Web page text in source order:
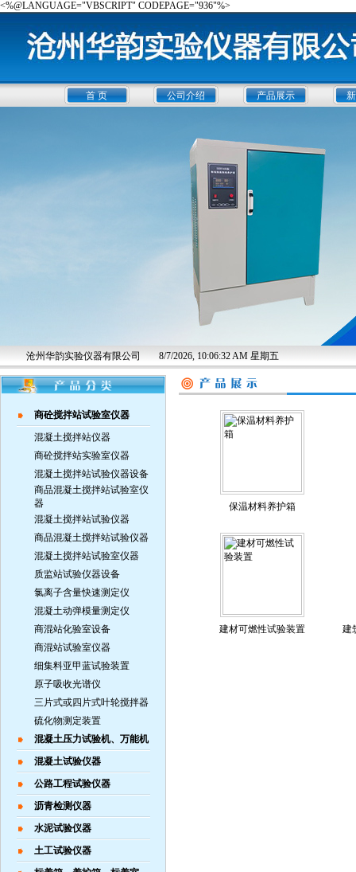
<%@LANGUAGE="VBSCRIPT" CODEPAGE="936"%>
首 页 公司介绍 产品展示
沧州华韵实验仪器有限公司 8/7/2026, 10:06:33 AM 星期五
商砼搅拌站试验室仪器
混凝土搅拌站仪器
商砼搅拌站实验室仪器
混凝土搅拌站试验仪器设备
商品混凝土搅拌站试验室仪
器
混凝土搅拌站试验仪器
商品混凝土搅拌站试验仪器
混凝土搅拌站试验室仪器
质监站试验仪器设备
氯离子含量快速测定仪
混凝土动弹模量测定仪
商混站化验室设备
商混站试验室仪器
细集料亚甲蓝试验装置
原子吸收光谱仪
三片式或四片式叶轮搅拌器
硫化物测定装置
混凝土压力试验机、万能机
混凝土试验仪器
公路工程试验仪器
沥青检测仪器
水泥试验仪器
土工试验仪器
保温材料养护箱
建材可燃性试验装置 建